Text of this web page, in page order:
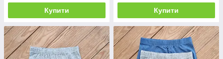
Купити Купити